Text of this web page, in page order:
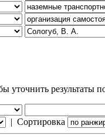
уточнить результаты
| Сортировка